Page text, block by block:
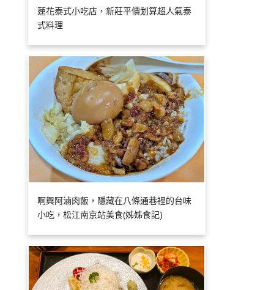
蓮花泰式小吃店，新莊平價划算超人氣泰
式料理
啊興阿滷肉飯，隱藏在八條通巷裡的台味
小吃，松江南京站美食(姊姊食記)